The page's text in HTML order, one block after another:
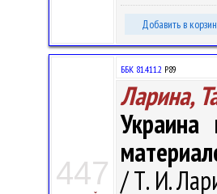
Добавить в
447
ББК 81.411.2 Р89
Ларина,
/ Т. И.